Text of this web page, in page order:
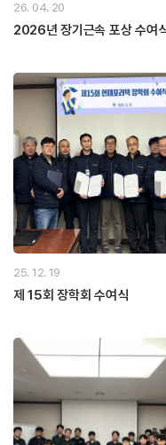
26. 04. 20
2026년 장기근속 포상 수여
25. 12. 19
제 15회 장학회 수여식